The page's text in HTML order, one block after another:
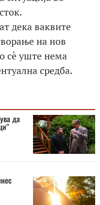
дека ваквите
на нов
сè уште нема
средба.
да